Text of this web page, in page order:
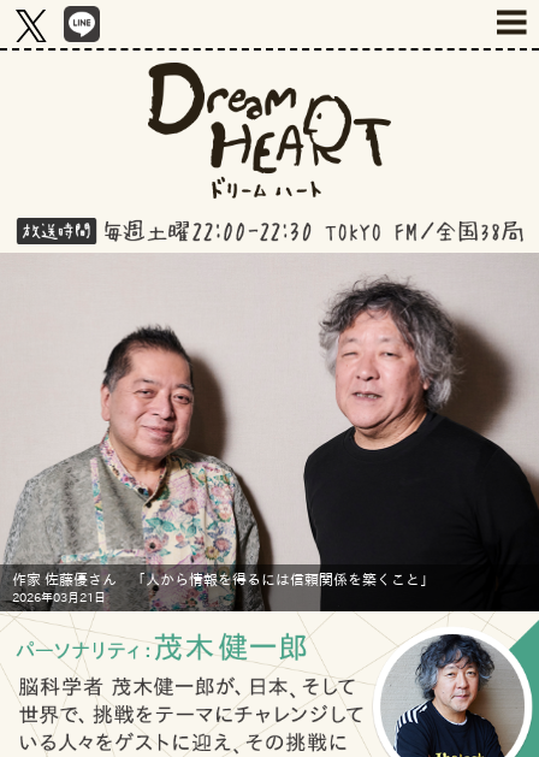
作家 佐藤優さん 「人から情報を得るには信頼関係を築くこと」
2026年03月21日